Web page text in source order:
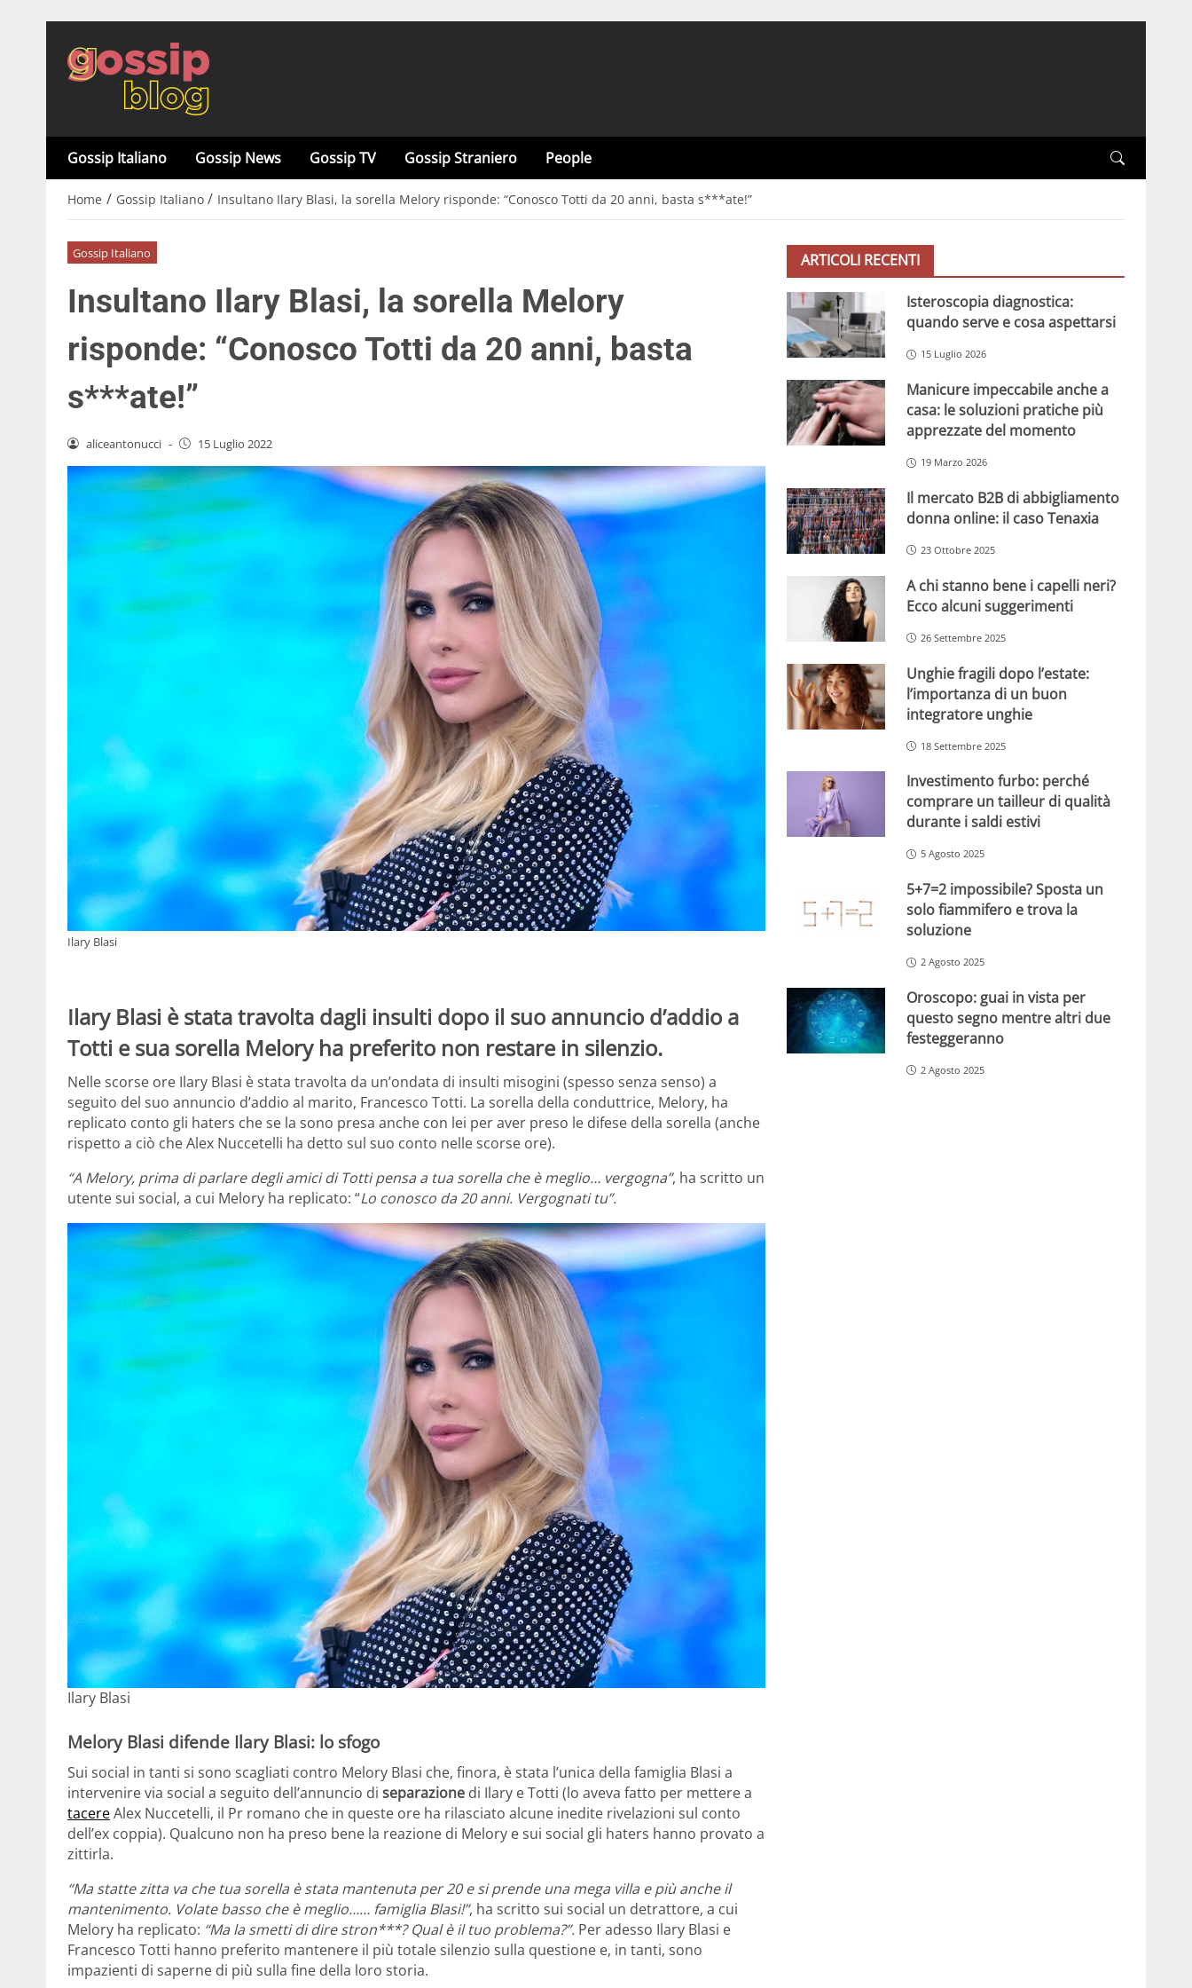
Gossip Italiano Gossip News Gossip TV Gossip Straniero People
Home / Gossip Italiano / Insultano Ilary Blasi, la sorella Melory risponde: “Conosco Totti da 20 anni, basta s***ate!”
Gossip Italiano
Insultano Ilary Blasi, la sorella Melory
risponde: “Conosco Totti da 20 anni, basta
s***ate!”
aliceantonucci - 15 Luglio 2022
Ilary Blasi
Ilary Blasi è stata travolta dagli insulti dopo il suo annuncio d’addio a
Totti e sua sorella Melory ha preferito non restare in silenzio.
Nelle scorse ore Ilary Blasi è stata travolta da un’ondata di insulti misogini (spesso senza senso) a
seguito del suo annuncio d’addio al marito, Francesco Totti. La sorella della conduttrice, Melory, ha
replicato conto gli haters che se la sono presa anche con lei per aver preso le difese della sorella (anche
rispetto a ciò che Alex Nuccetelli ha detto sul suo conto nelle scorse ore).
“A Melory, prima di parlare degli amici di Totti pensa a tua sorella che è meglio… vergogna”, ha scritto un
utente sui social, a cui Melory ha replicato: “Lo conosco da 20 anni. Vergognati tu”.
Ilary Blasi
Melory Blasi difende Ilary Blasi: lo sfogo
Sui social in tanti si sono scagliati contro Melory Blasi che, finora, è stata l’unica della famiglia Blasi a
intervenire via social a seguito dell’annuncio di separazione di Ilary e Totti (lo aveva fatto per mettere a
tacereAlex Nuccetelli, il Pr romano che in queste ore ha rilasciato alcune inedite rivelazioni sul conto
dell’ex coppia). Qualcuno non ha preso bene la reazione di Melory e sui social gli haters hanno provato a
zittirla.
“Ma statte zitta va che tua sorella è stata mantenuta per 20 e si prende una mega villa e più anche il
mantenimento. Volate basso che è meglio…… famiglia Blasi!”, ha scritto sui social un detrattore, a cui
Melory ha replicato: “Ma la smetti di dire stron***? Qual è il tuo problema?”. Per adesso Ilary Blasi e
Francesco Totti hanno preferito mantenere il più totale silenzio sulla questione e, in tanti, sono
impazienti di saperne di più sulla fine della loro storia.
ARTICOLI RECENTI
Isteroscopia diagnostica:
quando serve e cosa aspettarsi
15 Luglio 2026
Manicure impeccabile anche a
casa: le soluzioni pratiche più
apprezzate del momento
19 Marzo 2026
Il mercato B2B di abbigliamento
donna online: il caso Tenaxia
23 Ottobre 2025
A chi stanno bene i capelli neri?
Ecco alcuni suggerimenti
26 Settembre 2025
Unghie fragili dopo l’estate:
l’importanza di un buon
integratore unghie
18 Settembre 2025
Investimento furbo: perché
comprare un tailleur di qualità
durante i saldi estivi
5 Agosto 2025
5+7=2 impossibile? Sposta un
solo fiammifero e trova la
soluzione
2 Agosto 2025
Oroscopo: guai in vista per
questo segno mentre altri due
festeggeranno
2 Agosto 2025